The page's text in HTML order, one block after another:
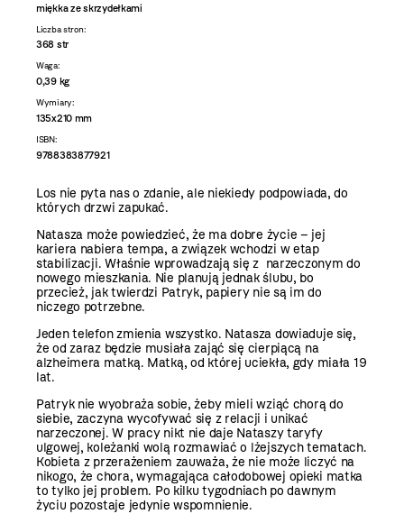
miękka ze skrzydełkami
Liczba stron:
368 str
Waga:
0,39 kg
Wymiary:
135x210 mm
ISBN:
9788383877921
Los nie pyta nas o zdanie, ale niekiedy podpowiada, do
których drzwi zapukać.
Natasza może powiedzieć, że ma dobre życie – jej
kariera nabiera tempa, a związek wchodzi w etap
stabilizacji. Właśnie wprowadzają się z narzeczonym do
nowego mieszkania. Nie planują jednak ślubu, bo
przecież, jak twierdzi Patryk, papiery nie są im do
niczego potrzebne.
Jeden telefon zmienia wszystko. Natasza dowiaduje się,
że od zaraz będzie musiała zająć się cierpiącą na
alzheimera matką. Matką, od której uciekła, gdy miała 19
lat.
Patryk nie wyobraża sobie, żeby mieli wziąć chorą do
siebie, zaczyna wycofywać się z relacji i unikać
narzeczonej. W pracy nikt nie daje Nataszy taryfy
ulgowej, koleżanki wolą rozmawiać o lżejszych tematach.
Kobieta z przerażeniem zauważa, że nie może liczyć na
nikogo, że chora, wymagająca całodobowej opieki matka
to tylko jej problem. Po kilku tygodniach po dawnym
życiu pozostaje jedynie wspomnienie.